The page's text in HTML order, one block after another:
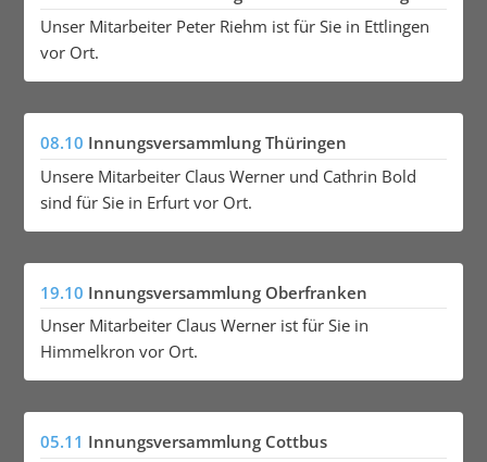
Unser Mitarbeiter Peter Riehm ist für Sie in Ettlingen
vor Ort.
08.10 Innungsversammlung Thüringen
Unsere Mitarbeiter Claus Werner und Cathrin Bold
sind für Sie in Erfurt vor Ort.
19.10 Innungsversammlung Oberfranken
Unser Mitarbeiter Claus Werner ist für Sie in
Himmelkron vor Ort.
05.11 Innungsversammlung Cottbus